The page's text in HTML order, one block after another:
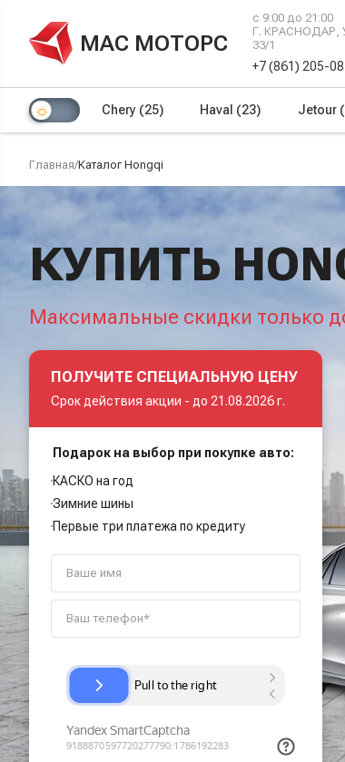
МАС МОТОРС
с 9:00 до 21:00
Г. КРАСНОДАР,
33/1
+7 (861) 205-
Chery (25) Haval (23) Jetour
Главная/Каталог Hongqi
КУПИТЬ
Максимальные скидки только
ПОЛУЧИТЕ СПЕЦИАЛЬНУЮ ЦЕНУ
Срок действия акции - до 21.08.2026 г.
Подарок на выбор при покупке авто:
КАСКО на год
Зимние шины
Первые три платежа по кредиту